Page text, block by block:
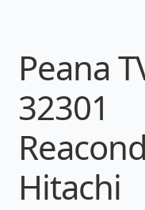
Peana
32301
Hitachi